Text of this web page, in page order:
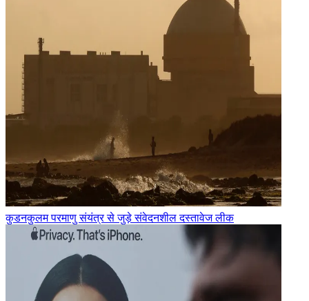
कुडनकुलम परमाणु संयंत्र से जुड़े संवेदनशील दस्तावेज लीक